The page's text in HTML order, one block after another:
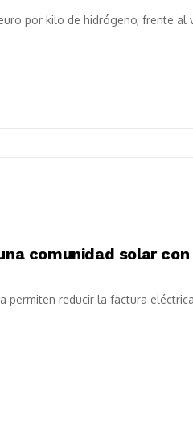
por kilo de hidrógeno, frente al
comunidad solar
permiten reducir la factura